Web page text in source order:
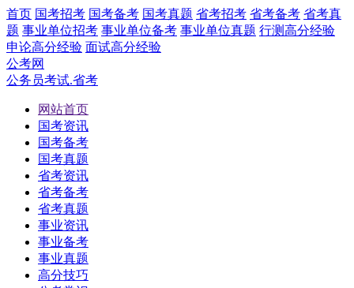
首页 国考招考 国考备考 国考真题 省考招考 省考备考 省考真
题 事业单位招考 事业单位备考 事业单位真题 行测高分经验
申论高分经验 面试高分经验
公考网
公务员考试.省考
网站首页
国考资讯
国考备考
国考真题
省考资讯
省考备考
省考真题
事业资讯
事业备考
事业真题
高分技巧